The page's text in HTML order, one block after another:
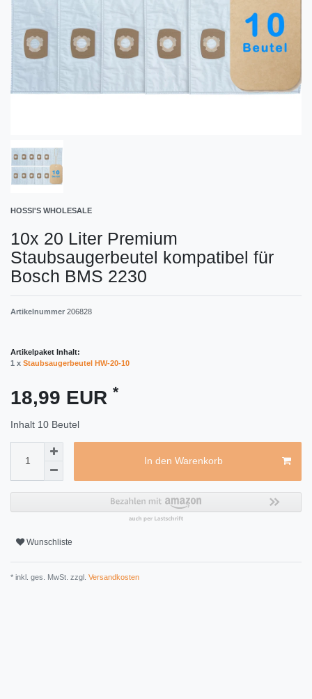
HOSSI'S WHOLESALE
10x 20 Liter Premium
Staubsaugerbeutel kompatibel für
Bosch BMS 2230
Artikelnummer 206828
Artikelpaket Inhalt:
1 x Staubsaugerbeutel HW-20-10
18,99 EUR *
Inhalt 10 Beutel
In den Warenkorb
Wunschliste
* inkl. ges. MwSt. zzgl. Versandkosten